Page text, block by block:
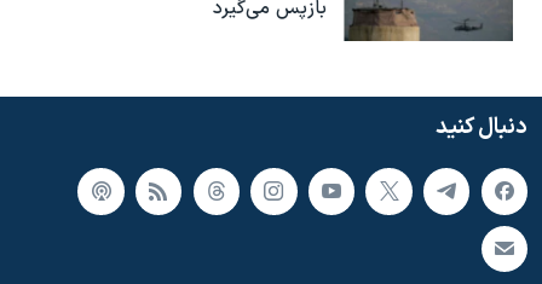
بازپس می‌گیرد
دنبال کنید